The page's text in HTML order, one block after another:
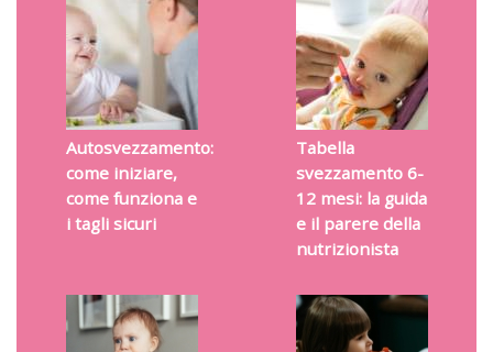
Autosvezzamento:
come iniziare,
come funziona e
i tagli sicuri
Tabella
svezzamento 6-
12 mesi: la guida
e il parere della
nutrizionista